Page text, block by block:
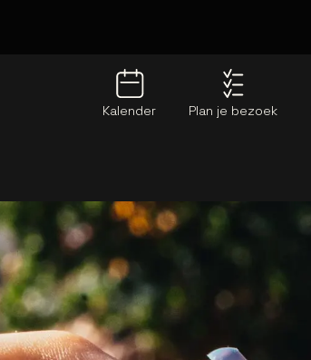
Kalender Plan je bezoek